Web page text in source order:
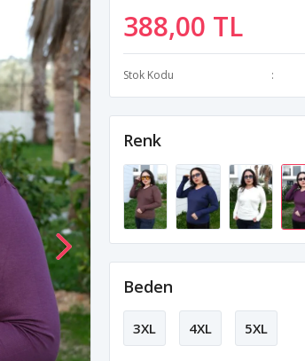
388,00 TL
Stok Kodu
Renk
Beden
3XL 4XL 5XL